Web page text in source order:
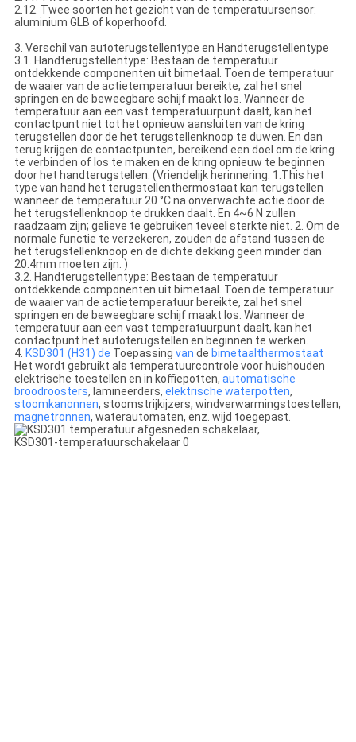
2.12. Twee soorten het gezicht van de temperatuursensor:
aluminium GLB of koperhoofd.
3. Verschil van autoterugstellentype en Handterugstellentype
3.1. Handterugstellentype: Bestaan de temperatuur
ontdekkende componenten uit bimetaal. Toen de temperatuur
de waaier van de actietemperatuur bereikte, zal het snel
springen en de beweegbare schijf maakt los. Wanneer de
temperatuur aan een vast temperatuurpunt daalt, kan het
contactpunt niet tot het opnieuw aansluiten van de kring
terugstellen door de het terugstellenknoop te duwen. En dan
terug krijgen de contactpunten, bereikend een doel om de kring
te verbinden of los te maken en de kring opnieuw te beginnen
door het handterugstellen. (Vriendelijk herinnering: 1.This het
type van hand het terugstellenthermostaat kan terugstellen
wanneer de temperatuur 20 °C na onverwachte actie door de
het terugstellenknoop te drukken daalt. En 4~6 N zullen
raadzaam zijn; gelieve te gebruiken teveel sterkte niet. 2. Om de
normale functie te verzekeren, zouden de afstand tussen de
het terugstellenknoop en de dichte dekking geen minder dan
20.4mm moeten zijn. )
3.2. Handterugstellentype: Bestaan de temperatuur
ontdekkende componenten uit bimetaal. Toen de temperatuur
de waaier van de actietemperatuur bereikte, zal het snel
springen en de beweegbare schijf maakt los. Wanneer de
temperatuur aan een vast temperatuurpunt daalt, kan het
contactpunt het autoterugstellen en beginnen te werken.
4. KSD301 (H31) de Toepassing van de bimetaalthermostaat
Het wordt gebruikt als temperatuurcontrole voor huishouden
elektrische toestellen en in koffiepotten, automatische
broodroosters, lamineerders, elektrische waterpotten,
stoomkanonnen, stoomstrijkijzers, windverwarmingstoestellen,
magnetronnen, waterautomaten, enz. wijd toegepast.